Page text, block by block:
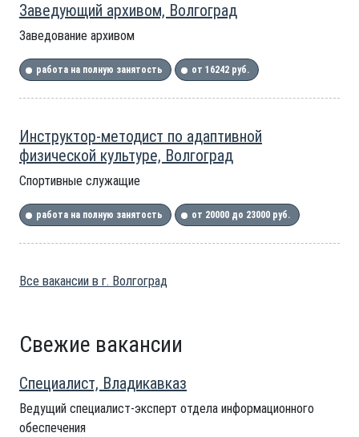
Заведующий архивом, Волгоград
Заведование архивом
работа на полную занятость от 16242 руб.
Инструктор-методист по адаптивной
физической культуре, Волгоград
Спортивные служащие
работа на полную занятость от 20000 до 23000 руб.
Все вакансии в г. Волгоград
Свежие вакансии
Специалист, Владикавказ
Ведущий специалист-эксперт отдела информационного
обеспечения